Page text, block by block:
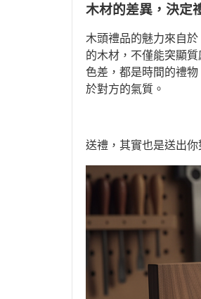
木材的差異，決定
木頭禮品的魅力來自
的木材，不僅能突顯
色差，都是時間的禮
於對方的氣質。
送禮，其實也是送出